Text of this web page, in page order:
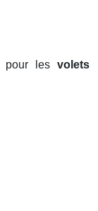
pour les volets